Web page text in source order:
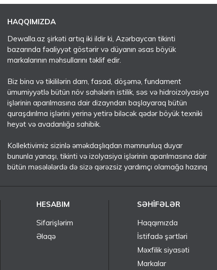
HAQQIMIZDA
Dewalla.az şirkəti artıq iki ildir ki, Azərbaycan tikinti
bazarında fəaliyyət göstərir və düyanın əsas böyük
markalarının məhsullarını təklif edir.
Biz bina və tikililərin dam, fasad, döşəmə, fundament
ümumiyyətlə bütün növ sahələrin istilik, səs və hidroizolyasiya
işlərinin aparılmasına dair dizayndan başlayaraq bütün
quraşdırılma işlərini yerinə yetirə biləcək qədər böyük texniki
heyət və avadanlığa sahibik.
Kollektivimiz sizinlə əməkdaşlıqdan məmnunluq duyar
bununla yanaşı, tikinti və izolyasiya işlərinin aparılmasına dair
bütün məsələlərdə də sizə qərəzsiz yardımçı olamağa hazırıq
HESABIM
Sifarişlərim
Əlaqə
SƏHIFƏLƏR
Haqqımızda
İstifadə şərtləri
Məxfilik siyasəti
Markalar